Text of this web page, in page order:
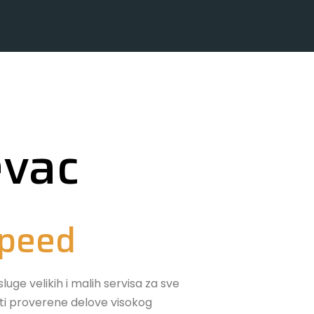
velikih i malih servisa za sve
proverene delove visokog